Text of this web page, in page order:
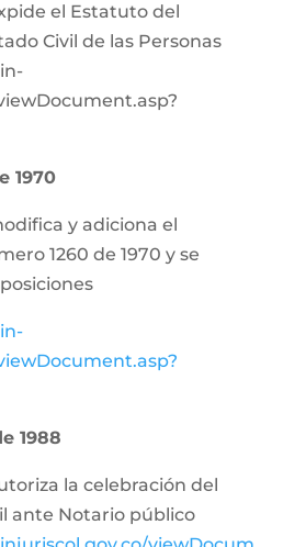
el Estatuto del
Civil de las Personas
1970
y adiciona el
1260 de 1970 y se
1988
la celebración del
ante Notario público